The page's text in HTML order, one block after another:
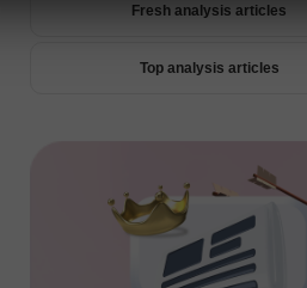
Fresh analysis articles
Top analysis articles